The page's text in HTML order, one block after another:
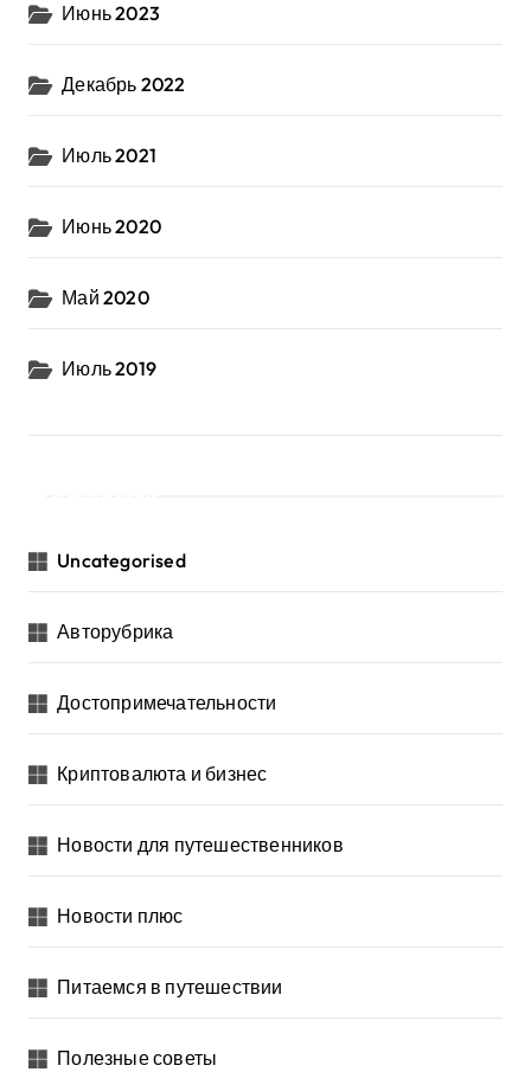
Июнь 2023
Декабрь 2022
Июль 2021
Июнь 2020
Май 2020
Июль 2019
Uncategorised
Авторубрика
Достопримечательности
Криптовалюта и бизнес
Новости для путешественников
Новости плюс
Питаемся в путешествии
Полезные советы